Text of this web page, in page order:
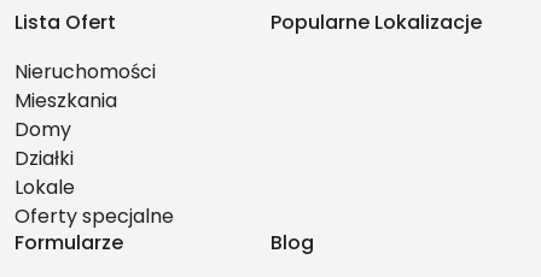
Lista Ofert
Nieruchomości
Mieszkania
Domy
Działki
Lokale
Oferty specjalne
Popularne Lokalizacje
Formularze
Blog